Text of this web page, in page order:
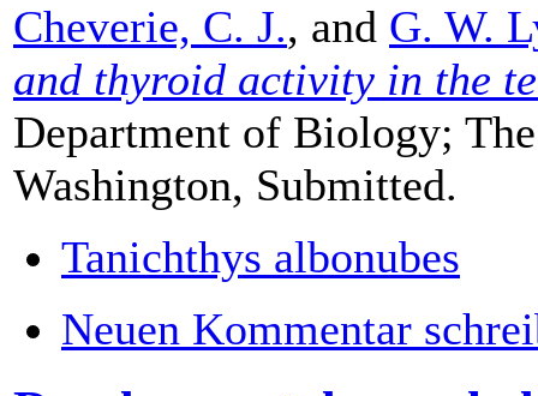
Cheverie, C. J., and G. W.
and thyroid activity in the
Department of Biology;
Washington, Submitted.
Tanichthys albonubes
Neuen Kommentar